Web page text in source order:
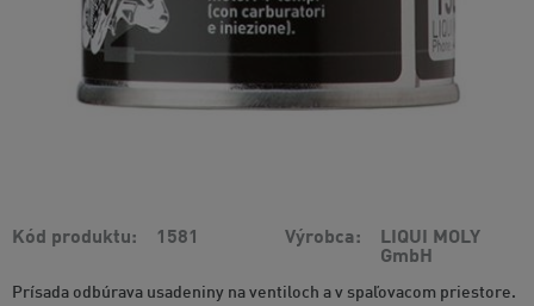
Kód produktu 1581 Výrobca
LIQUI MOLY
GmbH
Prísada odbúrava usadeniny na ventiloch a v spaľovacom priestore.